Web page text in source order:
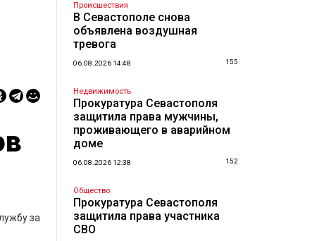
за
Происшествия
В Севастополе снова
объявлена воздушная
тревога
06.08.2026 14:48 155
Недвижимость
Прокуратура Севастополя
защитила права мужчины,
проживающего в аварийном
доме
06.08.2026 12:38 152
Общество
Прокуратура Севастополя
защитила права участника
СВО